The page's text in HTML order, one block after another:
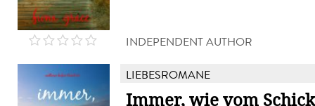
INDEPENDENT AUTHOR
LIEBESROMANE
Immer, wie vom